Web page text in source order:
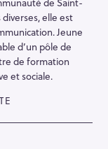
elle est
Jeune
d’un pôle de
de formation
et sociale.